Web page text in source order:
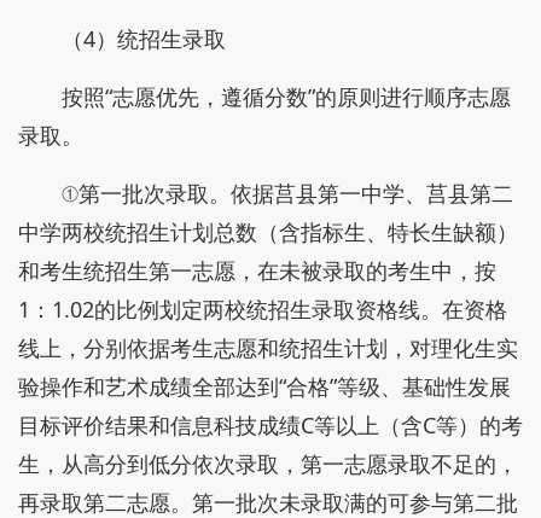
（4）统招生录取
按照“志愿优先，遵循分数”的原则进行顺序志愿
录取。
①第一批次录取。依据莒县第一中学、莒县第二
中学两校统招生计划总数（含指标生、特长生缺额）
和考生统招生第一志愿，在未被录取的考生中，按
1：1.02的比例划定两校统招生录取资格线。在资格
线上，分别依据考生志愿和统招生计划，对理化生实
验操作和艺术成绩全部达到“合格”等级、基础性发展
目标评价结果和信息科技成绩C等以上（含C等）的考
生，从高分到低分依次录取，第一志愿录取不足的，
再录取第二志愿。第一批次未录取满的可参与第二批